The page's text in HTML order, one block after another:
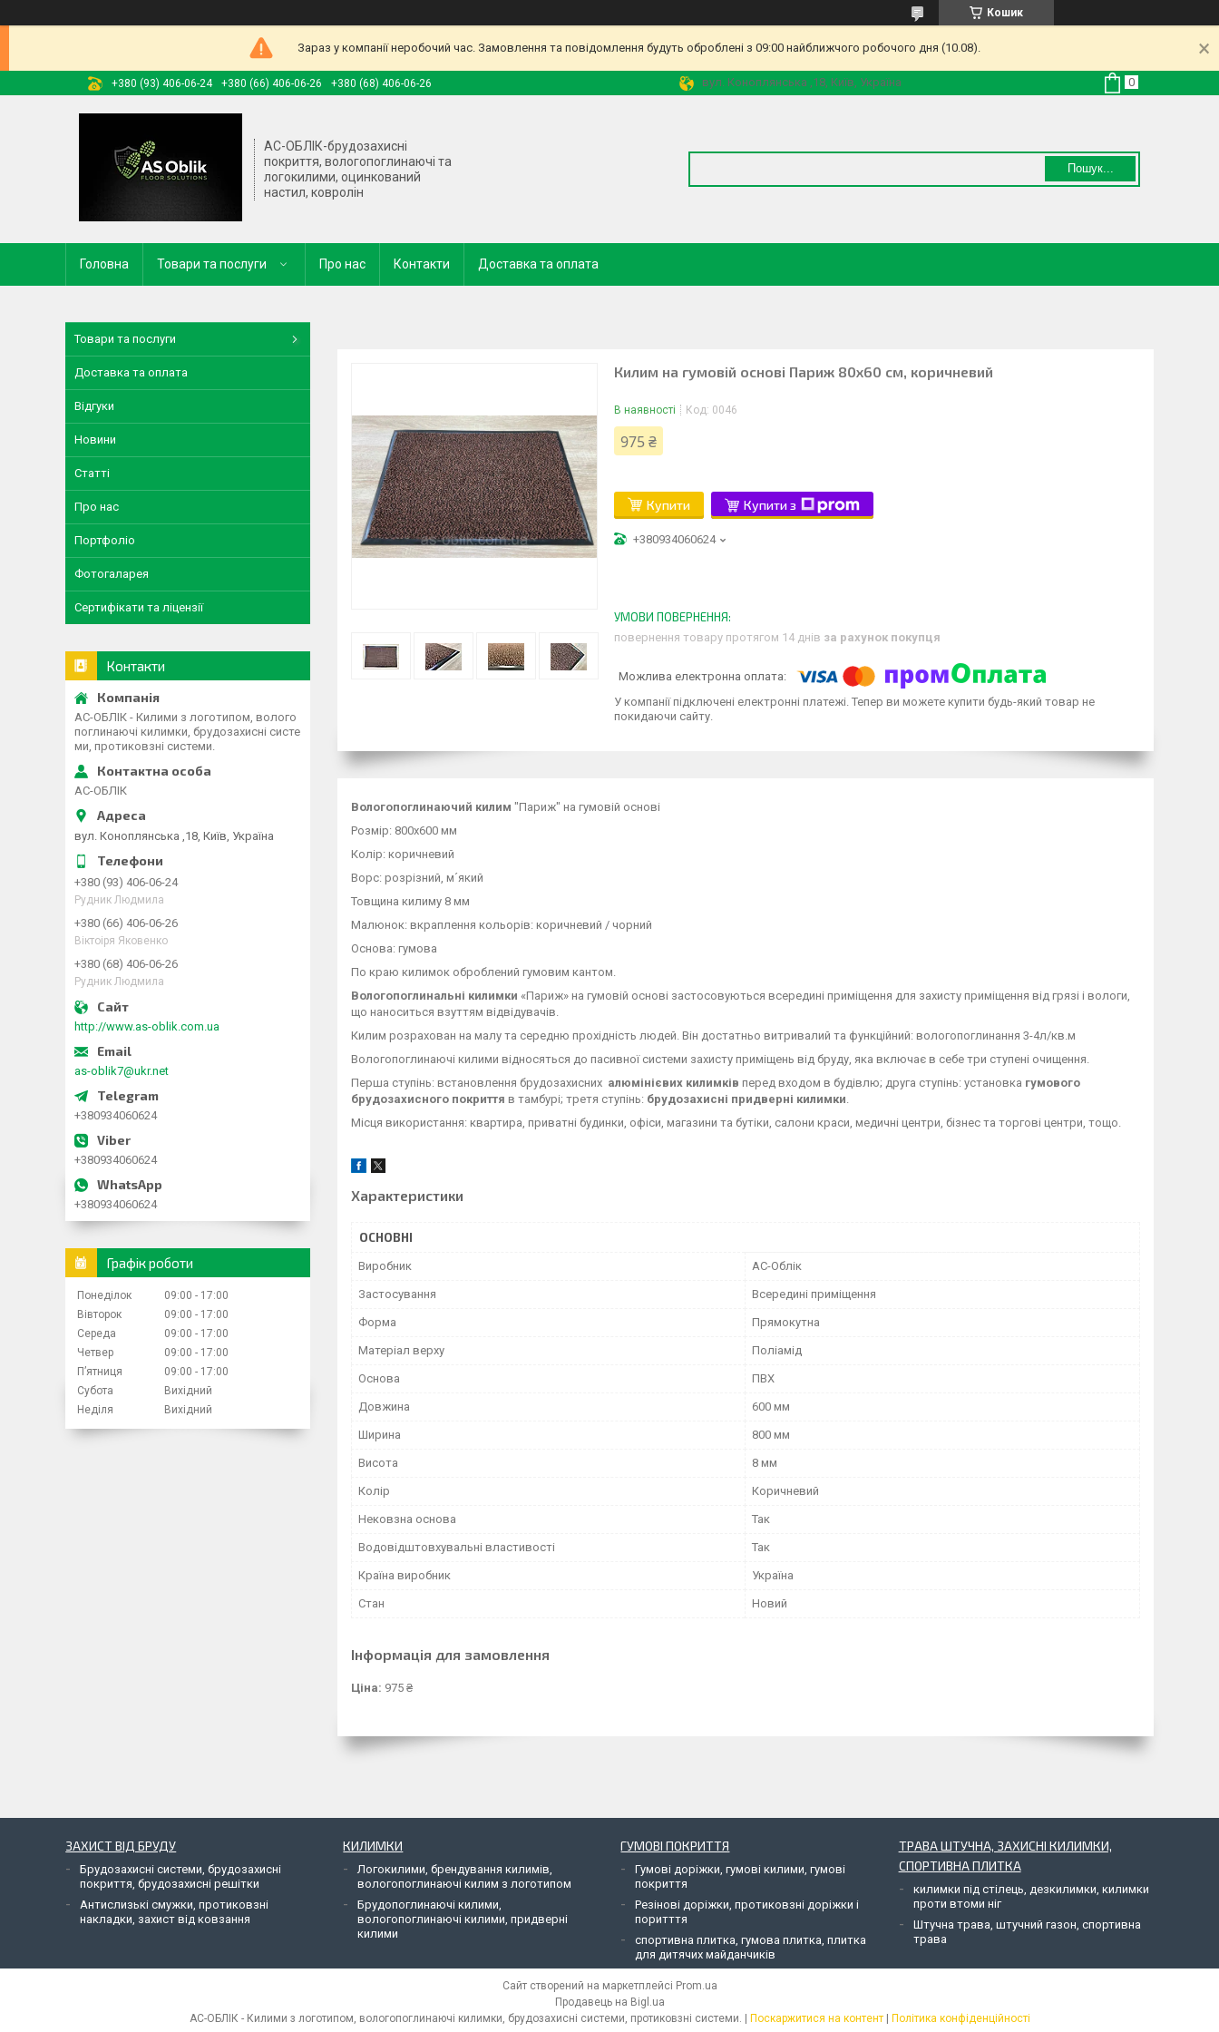
Кошик
Зараз у компанії неробочий час. Замовлення та повідомлення будуть оброблені з 09:00 найближчого робочого дня (10.08).
+380 (93) 406-06-24 +380 (66) 406-06-26 +380 (68) 406-06-26 вул. Коноплянська ,18, Київ, Україна
АС-ОБЛІК-брудозахисні
покриття, вологопоглинаючі та
логокилими, оцинкований
настил, ковролін
Пошук...
Головна Товари та послуги Про нас Контакти Доставка та оплата
Килим на гумовій основі Париж 80х60 см, коричневий
В наявності Код: 0046
975 ₴
Купити Купити з
+380934060624
повернення товару протягом 14 днів за рахунок покупця
У компанії підключені електронні платежі. Тепер ви можете купити будь-який товар не
покидаючи сайту.
Вологопоглинаючий килим "Париж" на гумовій основі
Розмір: 800х600 мм
Колір: коричневий
Ворс: розрізний, м´який
Товщина килиму 8 мм
Малюнок: вкраплення кольорів: коричневий / чорний
Основа: гумова
По краю килимок оброблений гумовим кантом.
Вологопоглинальні килимки «Париж» на гумовій основі застосовуються всередині приміщення для захисту приміщення від грязі і вологи,
що наноситься взуттям відвідувачів.
Килим розрахован на малу та середню прохідність людей. Він достатньо витривалий та функційний: вологопоглинання 3-4л/кв.м
Вологопоглинаючі килими відносяться до пасивної системи захисту приміщень від бруду, яка включає в себе три ступені очищення.
Перша ступінь: встановлення брудозахисних алюмінієвих килимків перед входом в будівлю; друга ступінь: установка гумового
брудозахисного покриття в тамбурі; третя ступінь: брудозахисні придверні килимки
Місця використання: квартира, приватні будинки, офіси, магазини та бутіки, салони краси, медичні центри, бізнес та торгові центри, тощо.
Характеристики
ОСНОВНІ
Виробник АС-Облік
Застосування Всередині приміщення
Форма Прямокутна
Матеріал верху Поліамід
Основа ПВХ
Довжина 600 мм
Ширина 800 мм
Висота 8 мм
Колір Коричневий
Нековзна основа Так
Водовідштовхувальні властивості Так
Країна виробник Україна
Стан Новий
Інформація для замовлення
Ціна: 975 ₴
Товари та послуги
Доставка та оплата
Відгуки
Новини
Статті
Про нас
Портфоліо
Фотогаларея
Сертифікати та ліцензії
Контакти
АС-ОБЛІК - Килими з логотипом, волого
поглинаючі килимки, брудозахисні систе
ми, протиковзні системи.
АС-ОБЛІК
вул. Коноплянська ,18, Київ, Україна
+380 (93) 406-06-24
Рудник Людмила
+380 (66) 406-06-26
Віктоіря Яковенко
+380 (68) 406-06-26
Рудник Людмила
http://www.as-oblik.com.ua
as-oblik7@ukr.net
+380934060624
+380934060624
+380934060624
Графік роботи
Понеділок 09:00
17:00
Вівторок
09:00
17:00
Середа
09:00
17:00
Четвер
09:00
17:00
Пʼятниця
09:00
17:00
Субота
Вихідний
Неділя
Вихідний
ЗАХИСТ ВІД БРУДУ
Брудозахисні системи, брудозахисні
покриття, брудозахисні решітки
Антислизькі смужки, протиковзні
накладки, захист від ковзання
КИЛИМКИ
Логокилими, брендування килимів,
вологопоглинаючі килим з логотипом
Брудопоглинаючі килими,
вологопоглинаючі килими, придверні
килими
ГУМОВІ ПОКРИТТЯ
Гумові доріжки, гумові килими, гумові
покриття
Резінові доріжки, протиковзні доріжки і
поритття
спортивна плитка, гумова плитка, плитка
для дитячих майданчиків
ТРАВА ШТУЧНА, ЗАХИСНІ КИЛИМКИ,
СПОРТИВНА ПЛИТКА
килимки під стілець, дезкилимки, килимки
проти втоми ніг
Штучна трава, штучний газон, спортивна
трава
Сайт створений на маркетплейсі Prom.ua
Продавець на Bigl.ua
АС-ОБЛІК - Килими з логотипом, вологопоглинаючі килимки, брудозахисні системи, протиковзні системи. | Поскаржитися на контент | Політика конфіденційності